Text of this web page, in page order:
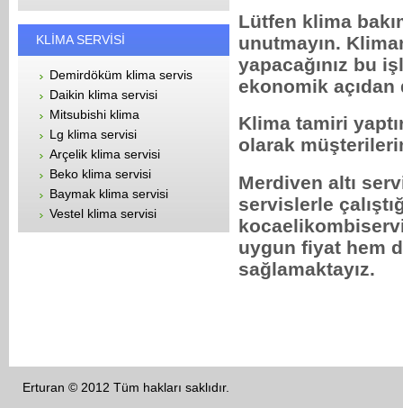
KLİMA SERVİSİ
Demirdöküm klima servis
Daikin klima servisi
Mitsubishi klima
Lg klima servisi
Arçelik klima servisi
Beko klima servisi
Baymak klima servisi
Vestel klima servisi
Lütfen klima
unutmayın.
yapacağınız bu
ekonomik açıdan
Klima tamiri
olarak
Merdiven altı
servislerle
uygun fiyat hem
sağlamaktayız.
Erturan © 2012 Tüm hakları saklıdır.